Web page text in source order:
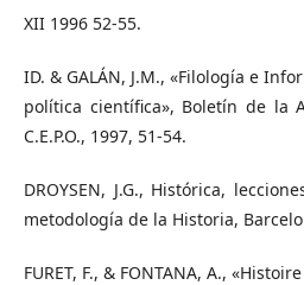
XII 1996 52-55.
ID. & GALÁN, J.M., «Filología e
política científica», Boletín de la
C.E.P.O., 1997, 51-54.
DROYSEN, J.G., Histórica,
metodología de la Historia,
FURET, F., & FONTANA, A.,